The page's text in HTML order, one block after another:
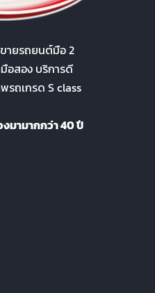
ายรถยนต์มือ 2
อสอง บริการดี
ถเกรด S class
มามากกว่า 40 ปี